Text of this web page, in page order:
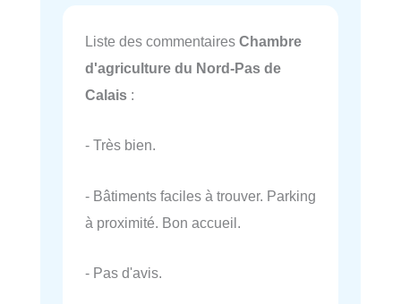
Liste des commentaires Chambre
d'agriculture du Nord-Pas de
Calais :
- Très bien.
- Bâtiments faciles à trouver. Parking
à proximité. Bon accueil.
- Pas d'avis.